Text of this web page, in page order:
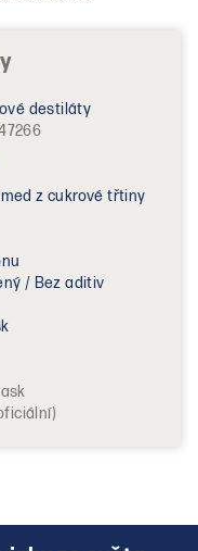
destiláty
z cukrové třtiny
/ Bez aditiv